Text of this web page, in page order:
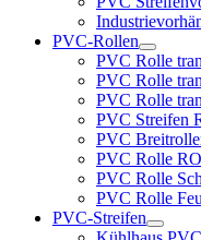
PVC-Rollen
PVC Rolle
PVC Rolle
PVC Rolle
PVC Streifen
PVC
PVC Rolle
PVC Rolle
PVC Rolle
PVC-Streifen